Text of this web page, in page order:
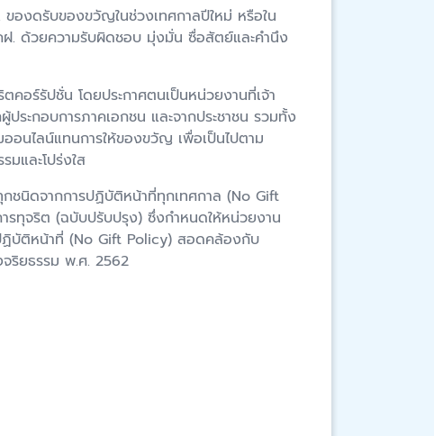
องดรับของขวัญในช่วงเทศกาลปีใหม่ หรือใน
. ด้วยความรับผิดชอบ มุ่งมั่น ซื่อสัตย์และคำนึง
คอร์รัปชั่น โดยประกาศตนเป็นหน่วยงานที่เจ้า
ะกอบการภาคเอกชน และจากประชาชน รวมทั้ง
นไลน์แทนการให้ของขวัญ เพื่อเป็นไปตาม
และโปร่งใส
ชนิดจากการปฏิบัติหน้าที่ทุกเทศกาล (No Gift
รทุจริต (ฉบับปรับปรุง) ซึ่งกำหนดให้หน่วยงาน
ฏิบัติหน้าที่ (No Gift Policy) สอดคล้องกับ
จริยธรรม พ.ศ. 2562